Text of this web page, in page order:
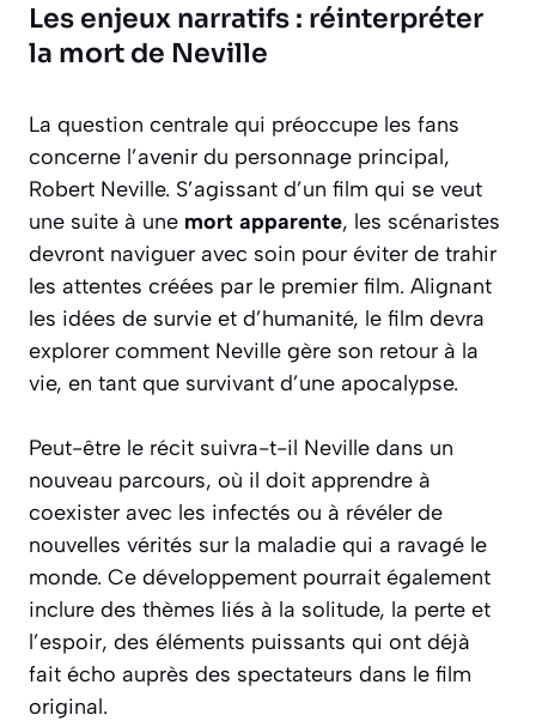
Les enjeux narratifs : réinterpréter
la mort de Neville
La question centrale qui préoccupe les fans
concerne l’avenir du personnage principal,
Robert Neville. S’agissant d’un film qui se veut
une suite à une mort apparente, les scénaristes
devront naviguer avec soin pour éviter de trahir
les attentes créées par le premier film. Alignant
les idées de survie et d’humanité, le film devra
explorer comment Neville gère son retour à la
vie, en tant que survivant d’une apocalypse.
Peut-être le récit suivra-t-il Neville dans un
nouveau parcours, où il doit apprendre à
coexister avec les infectés ou à révéler de
nouvelles vérités sur la maladie qui a ravagé le
monde. Ce développement pourrait également
inclure des thèmes liés à la solitude, la perte et
l’espoir, des éléments puissants qui ont déjà
fait écho auprès des spectateurs dans le film
original.